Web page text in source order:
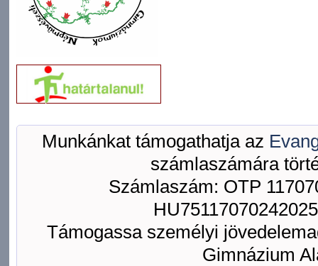
Munkánkat támogathatja az
számlaszámára
Számlaszám: OTP
Támogassa személyi
Gimnázium